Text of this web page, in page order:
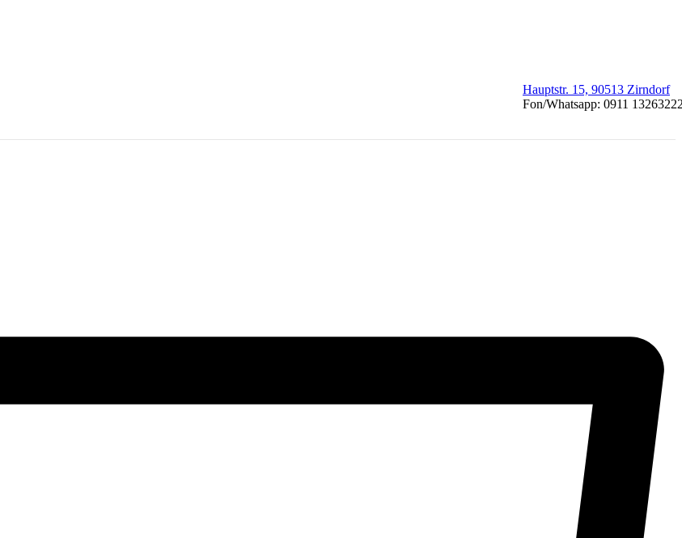
Hauptstr. 15, 90513 Zirndorf
Fon/Whatsapp: 0911